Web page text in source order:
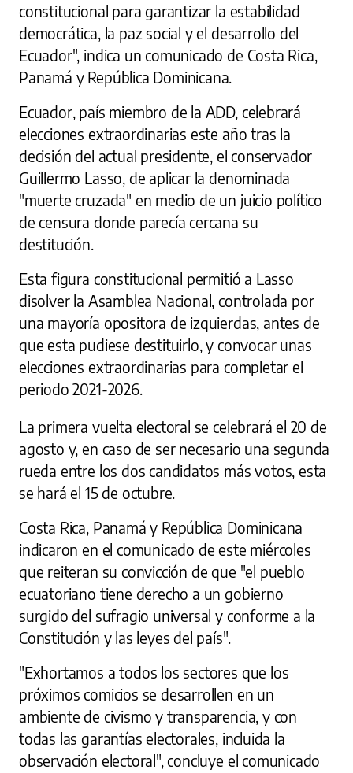
constitucional para garantizar la estabilidad
democrática, la paz social y el desarrollo del
Ecuador", indica un comunicado de Costa Rica,
Panamá y República Dominicana.
Ecuador, país miembro de la ADD, celebrará
elecciones extraordinarias este año tras la
decisión del actual presidente, el conservador
Guillermo Lasso, de aplicar la denominada
"muerte cruzada" en medio de un juicio político
de censura donde parecía cercana su
destitución.
Esta figura constitucional permitió a Lasso
disolver la Asamblea Nacional, controlada por
una mayoría opositora de izquierdas, antes de
que esta pudiese destituirlo, y convocar unas
elecciones extraordinarias para completar el
periodo 2021-2026.
La primera vuelta electoral se celebrará el 20 de
agosto y, en caso de ser necesario una segunda
rueda entre los dos candidatos más votos, esta
se hará el 15 de octubre.
Costa Rica, Panamá y República Dominicana
indicaron en el comunicado de este miércoles
que reiteran su convicción de que "el pueblo
ecuatoriano tiene derecho a un gobierno
surgido del sufragio universal y conforme a la
Constitución y las leyes del país".
"Exhortamos a todos los sectores que los
próximos comicios se desarrollen en un
ambiente de civismo y transparencia, y con
todas las garantías electorales, incluida la
observación electoral", concluye el comunicado